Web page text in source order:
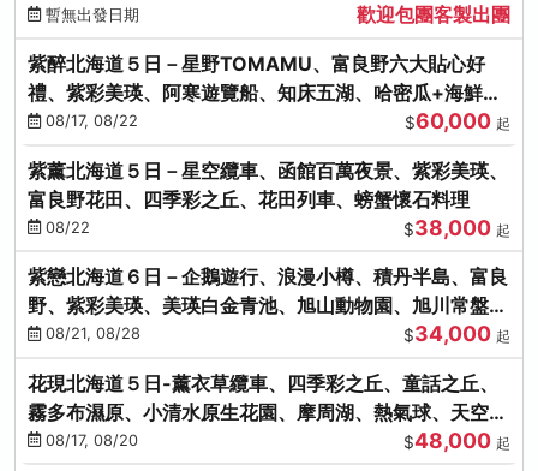
牛八大螃蟹吃到飽
暫無出發日期 歡迎包團客製出團
紫醉北海道５日－星野TOMAMU、富良野六大貼心好
禮、紫彩美瑛、阿寒遊覽船、知床五湖、哈密瓜+海鮮和
牛螃蟹吃到飽
08/17, 08/22 $60,000 起
紫薰北海道５日－星空纜車、函館百萬夜景、紫彩美瑛、
富良野花田、四季彩之丘、花田列車、螃蟹懷石料理
08/22 $38,000 起
紫戀北海道６日－企鵝遊行、浪漫小樽、積丹半島、富良
野、紫彩美瑛、美瑛白金青池、旭山動物園、旭川常盤旋
轉塔08/21, 08/28 $34,000 起
花現北海道５日-薰衣草纜車、四季彩之丘、童話之丘、
霧多布濕原、小清水原生花園、摩周湖、熱氣球、天空溫
泉SPA、螃蟹吃到飽
08/17, 08/20 $48,000 起